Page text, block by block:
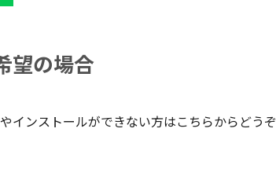
望の場合
インストールができない方はこちらからどうぞ